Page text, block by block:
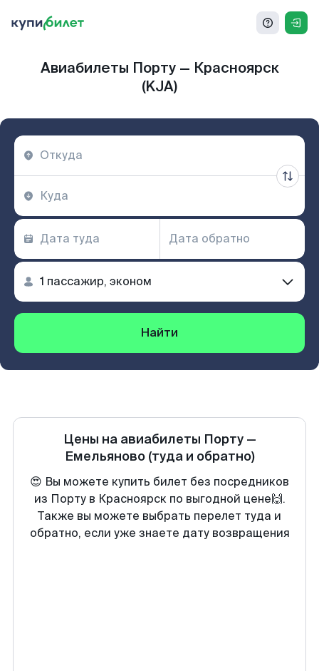
Авиабилеты Порту — Красноярск
(KJA)
Найти
Цены на авиабилеты Порту—
Емельяново (туда и обратно)
😍 Вы можете купить билет без посредников
из Порту в Красноярск по выгодной цене🙌.
Также вы можете выбрать перелет туда и
обратно, если уже знаете дату возвращения